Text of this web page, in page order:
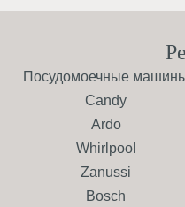
Посудомоечные
Candy
Ardo
Whirlpool
Zanussi
Bosch